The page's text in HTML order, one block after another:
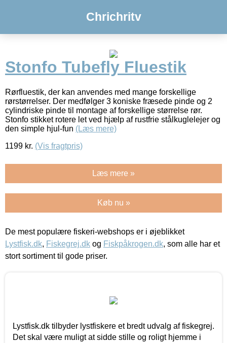
Chrichritv
Stonfo Tubefly Fluestik
Rørfluestik, der kan anvendes med mange forskellige
rørstørrelser. Der medfølger 3 koniske fræsede pinde og 2
cylindriske pinde til montage af forskellige størrelse rør.
Stonfo stikket rotere let ved hjælp af rustfrie stålkuglelejer og
den simple hjul-fun (Læs mere)
1199 kr. (Vis fragtpris)
Læs mere »
Køb nu »
De mest populære fiskeri-webshops er i øjeblikket
Lystfisk.dk, Fiskegrej.dk og Fiskpåkrogen.dk, som alle har et
stort sortiment til gode priser.
Lystfisk.dk tilbyder lystfiskere et bredt udvalg af fiskegrej.
Det skal være muligt at sidde stille og roligt hjemme i